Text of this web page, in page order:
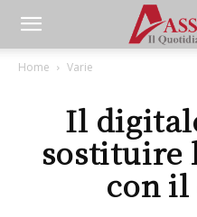
Home Varie
Il
sostituire
con